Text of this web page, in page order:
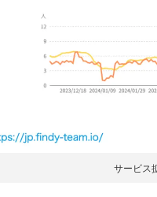
サービス